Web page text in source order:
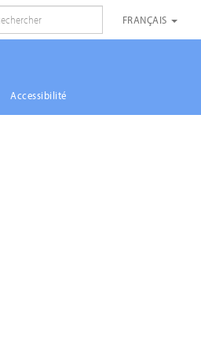
FRANÇAIS
Accessibilité